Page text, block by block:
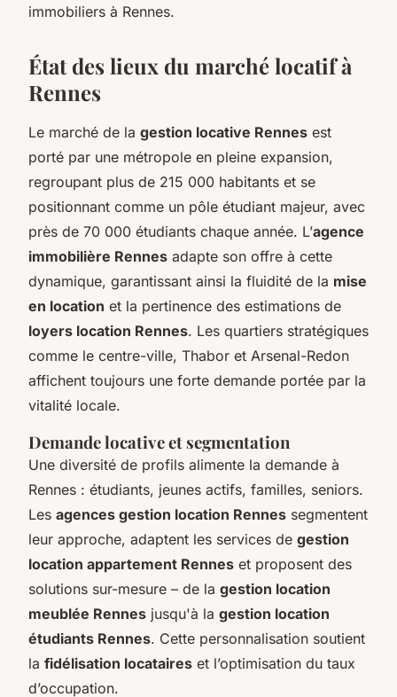
immobiliers à Rennes.
État des lieux du marché locatif à
Rennes
Le marché de la gestion locative Rennes est
porté par une métropole en pleine expansion,
regroupant plus de 215 000 habitants et se
positionnant comme un pôle étudiant majeur, avec
près de 70 000 étudiants chaque année. L’agence
immobilière Rennes adapte son offre à cette
dynamique, garantissant ainsi la fluidité de la mise
en location et la pertinence des estimations de
loyers location Rennes. Les quartiers stratégiques
comme le centre-ville, Thabor et Arsenal-Redon
affichent toujours une forte demande portée par la
vitalité locale.
Demande locative et segmentation
Une diversité de profils alimente la demande à
Rennes : étudiants, jeunes actifs, familles, seniors.
Les agences gestion location Rennes segmentent
leur approche, adaptent les services de gestion
location appartement Rennes et proposent des
solutions sur-mesure – de la gestion location
meublée Rennes jusqu'à la gestion location
étudiants Rennes. Cette personnalisation soutient
la fidélisation locataires et l’optimisation du taux
d’occupation.